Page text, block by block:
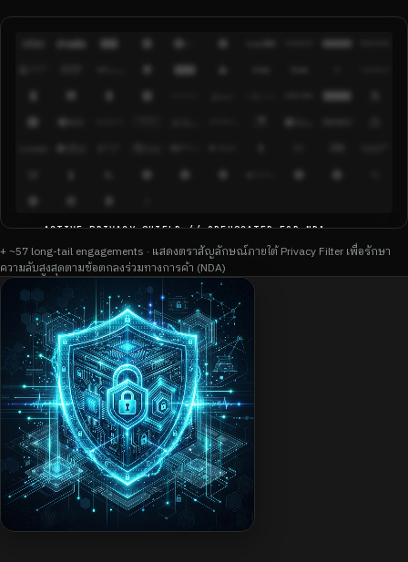
ACTIVE PRIVACY SHIELD // OBFUSCATED FOR NDA
COMPLIANCE
+ ~57 long-tail engagements · แสดงตราสัญลักษณ์ภายใต้ Privacy Filter เพื่อรักษา
ความลับสูงสุดตามข้อตกลงร่วมทางการค้า (NDA)